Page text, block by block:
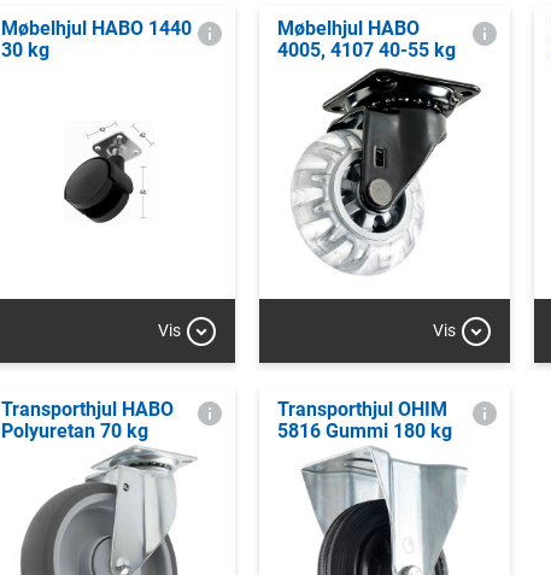
Møbelhjul HABO 1440
30 kg
Vis
Møbelhjul HABO
4005, 4107 40-55 kg
Vis
Transporthjul HABO
Polyuretan 70 kg
Transporthjul OHIM
5816 Gummi 180 kg